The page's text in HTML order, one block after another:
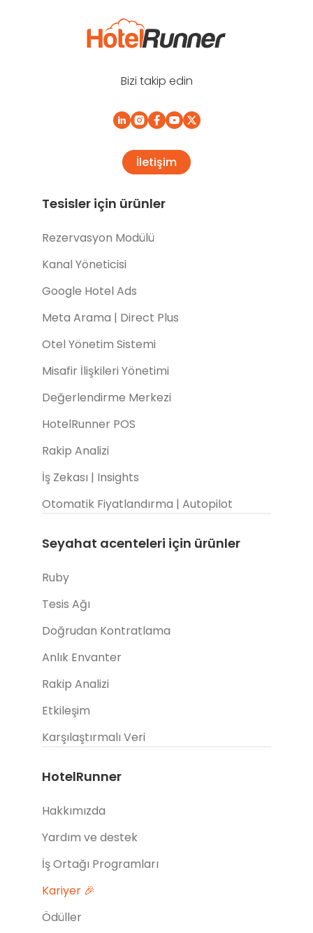
Bizi takip edin
İletişim
Tesisler için ürünler
Rezervasyon Modülü
Kanal Yöneticisi
Google Hotel Ads
Meta Arama | Direct Plus
Otel Yönetim Sistemi
Misafir İlişkileri Yönetimi
Değerlendirme Merkezi
HotelRunner POS
Rakip Analizi
İş Zekası | Insights
Otomatik Fiyatlandırma | Autopilot
Seyahat acenteleri için ürünler
Ruby
Tesis Ağı
Doğrudan Kontratlama
Anlık Envanter
Rakip Analizi
Etkileşim
Karşılaştırmalı Veri
HotelRunner
Hakkımızda
Yardım ve destek
İş Ortağı Programları
Kariyer 🎉
Ödüller